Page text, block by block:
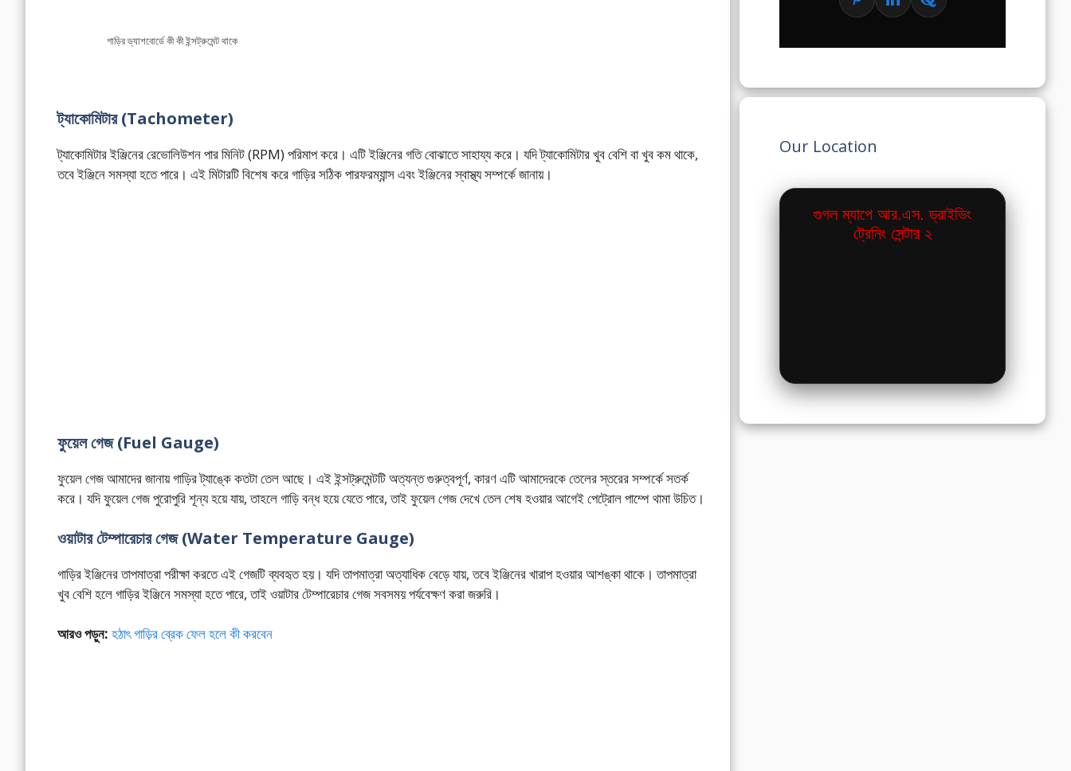
গাড়ির ড্যাশবোর্ডে কী কী ইন্সট্রুমেন্ট থাকে
ট্যাকোমিটার (Tachometer)
ট্যাকোমিটার ইঞ্জিনের রেভোলিউশন পার মিনিট (RPM) পরিমাপ করে। এটি ইঞ্জিনের গতি বোঝাতে সাহায্য করে। যদি ট্যাকোমিটার খুব বেশি বা খুব কম থাকে,
তবে ইঞ্জিনে সমস্যা হতে পারে। এই মিটারটি বিশেষ করে গাড়ির সঠিক পারফরম্যান্স এবং ইঞ্জিনের স্বাস্থ্য সম্পর্কে জানায়।
ফুয়েল গেজ (Fuel Gauge)
ফুয়েল গেজ আমাদের জানায় গাড়ির ট্যাঙ্কে কতটা তেল আছে। এই ইন্সট্রুমেন্টটি অত্যন্ত গুরুত্বপূর্ণ, কারণ এটি আমাদেরকে তেলের স্তরের সম্পর্কে সতর্ক
করে। যদি ফুয়েল গেজ পুরোপুরি শূন্য হয়ে যায়, তাহলে গাড়ি বন্ধ হয়ে যেতে পারে, তাই ফুয়েল গেজ দেখে তেল শেষ হওয়ার আগেই পেট্রোল পাম্পে থামা উচিত।
ওয়াটার টেম্পারেচার গেজ (Water Temperature Gauge)
গাড়ির ইঞ্জিনের তাপমাত্রা পরীক্ষা করতে এই গেজটি ব্যবহৃত হয়। যদি তাপমাত্রা অত্যাধিক বেড়ে যায়, তবে ইঞ্জিনের খারাপ হওয়ার আশঙ্কা থাকে। তাপমাত্রা
খুব বেশি হলে গাড়ির ইঞ্জিনে সমস্যা হতে পারে, তাই ওয়াটার টেম্পারেচার গেজ সবসময় পর্যবেক্ষণ করা জরুরি।
আরও পড়ুন: হঠাৎ গাড়ির ব্রেক ফেল হলে কী করবেন
Our Location
গুগল ম্যাপে আর.এস. ড্রাইভিং
ট্রেনিং সেন্টার ২